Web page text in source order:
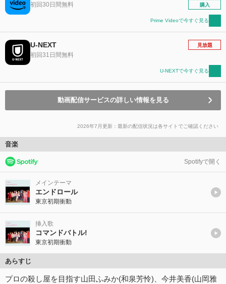
初回30日間無料
購入
Prime Videoで今すぐ見る
U-NEXT
初回31日間無料
見放題
U-NEXTで今すぐ見る
動画配信サービスの詳しい情報を見る
2026年7月更新：最新の配信状況は各サイトでご確認ください
音楽
Spotifyで開く
メインテーマ
エンドロール
東京初期衝動
挿入歌
コマンドバトル!
東京初期衝動
あらすじ
プロの殺し屋を目指す山田ふみか(和泉芳怜)、今井美香(山岡雅